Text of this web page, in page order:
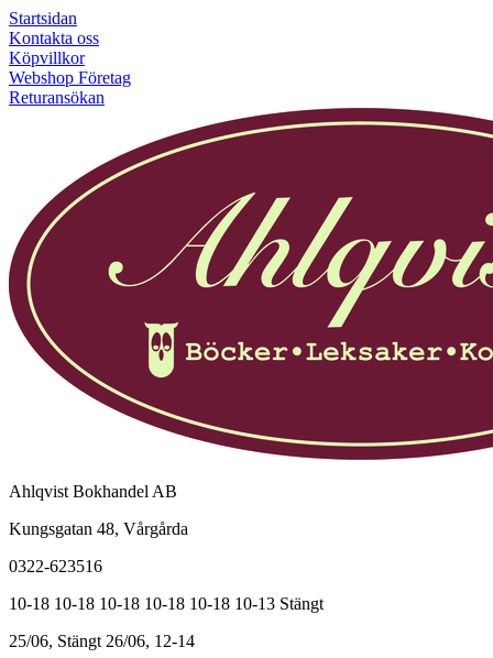
Startsidan
Kontakta oss
Köpvillkor
Webshop Företag
Returansökan
Ahlqvist Bokhandel AB
Kungsgatan 48, Vårgårda
0322-623516
10-18 10-18 10-18 10-18 10-18 10-13 Stängt
25/06, Stängt 26/06, 12-14